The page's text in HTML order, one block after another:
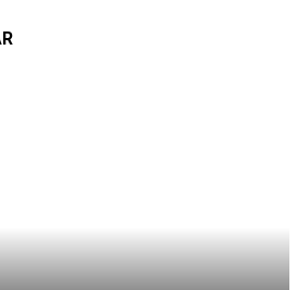
Andi Makmur Nila…